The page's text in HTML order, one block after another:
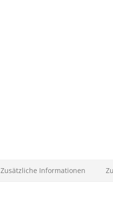
Zusätzliche Informationen